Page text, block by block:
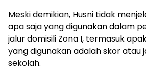
Meski demikian, Husni tidak
apa saja yang digunakan dalam
jalur domisili Zona I, termasuk
yang digunakan adalah skor atau
sekolah.